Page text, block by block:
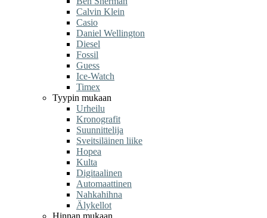
Calvin Klein
Casio
Daniel Wellington
Diesel
Fossil
Guess
Ice-Watch
Timex
Tyypin mukaan
Urheilu
Kronografit
Suunnittelija
Sveitsiläinen liike
Hopea
Kulta
Digitaalinen
Automaattinen
Nahkahihna
Älykellot
Hinnan mukaan